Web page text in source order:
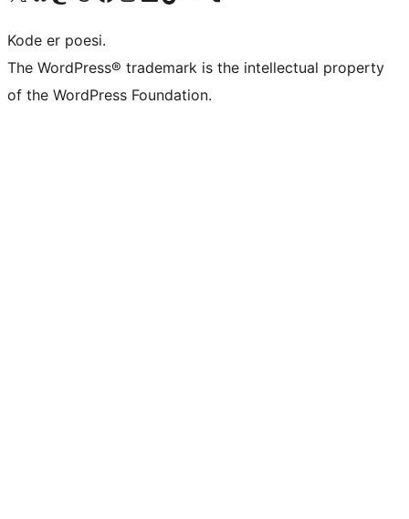
Kode er poesi.
The WordPress® trademark is the intellectual property
of the WordPress Foundation.